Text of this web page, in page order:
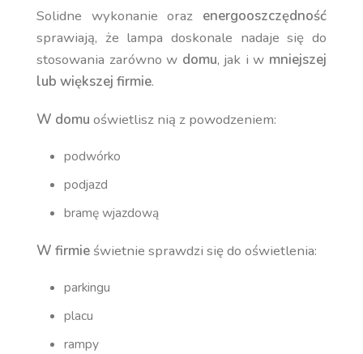
Solidne wykonanie oraz energooszczędność
sprawiają, że lampa doskonale nadaje się do
stosowania zarówno w domu, jak i w mniejszej
lub większej firmie.
W domu oświetlisz nią z powodzeniem:
podwórko
podjazd
bramę wjazdową
W firmie świetnie sprawdzi się do oświetlenia:
parkingu
placu
rampy